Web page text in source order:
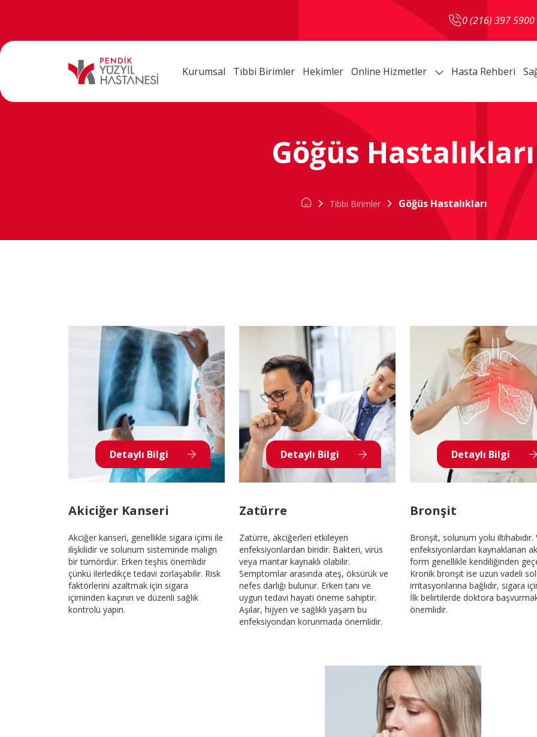
0 (216) 397 5900
Kurumsal Tıbbi Birimler Hekimler Online Hizmetler Hasta Rehberi
Göğüs Hastalıkları
Tibbi Birimler Göğüs Hastalıkları
Detaylı Bilgi
Akiciğer Kanseri
Akciğer kanseri, genellikle sigara içimi ile
ilişkilidir ve solunum sisteminde malign
bir tümördür. Erken teşhis önemlidir
çünkü ilerledikçe tedavi zorlaşabilir. Risk
faktörlerini azaltmak için sigara
içiminden kaçının ve düzenli sağlık
kontrolü yapın.
Detaylı Bilgi
Zatürre
Zatürre, akciğerleri etkileyen
enfeksiyonlardan biridir. Bakteri, virüs
veya mantar kaynaklı olabilir.
Semptomlar arasında ateş, öksürük ve
nefes darlığı bulunur. Erken tanı ve
uygun tedavi hayati öneme sahiptir.
Aşılar, hijyen ve sağlıklı yaşam bu
enfeksiyondan korunmada önemlidir.
Detaylı Bilgi
Bronşit
Bronşit, solunum yolu iltihabıdır.
enfeksiyonlardan kaynaklanan
form genellikle kendiliğinden
Kronik bronşit ise uzun vadeli
irritasyonlarına bağlıdır, sigara
İlk belirtilerde doktora
önemlidir.